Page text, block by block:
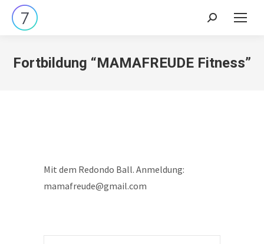
Search:
Fortbildung “MAMAFREUDE Fitness”
Mit dem Redondo Ball. Anmeldung:
mamafreude@gmail.com